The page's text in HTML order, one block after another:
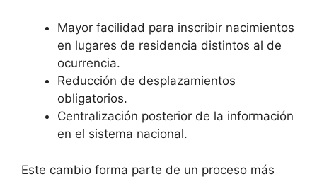
Mayor facilidad para inscribir nacimientos
en lugares de residencia distintos al de
ocurrencia.
Reducción de desplazamientos
obligatorios.
Centralización posterior de la información
en el sistema nacional.
Este cambio forma parte de un proceso más